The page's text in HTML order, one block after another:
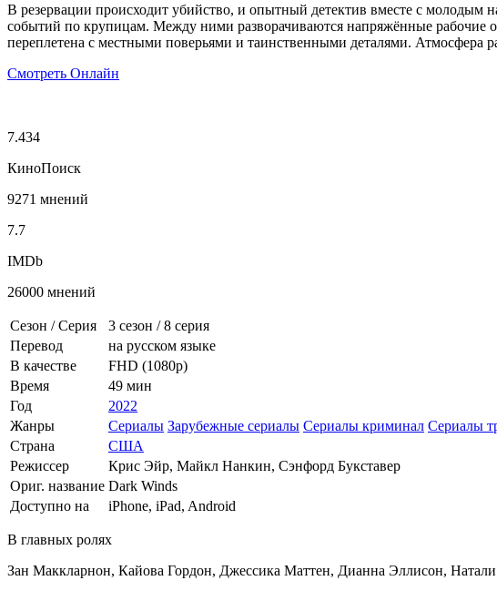
В резервации происходит убийство, и опытный детектив вместе с молодым
событий по крупицам. Между ними разворачиваются напряжённые рабочие
переплетена с местными поверьями и таинственными деталями. Атмосфера
Смотреть Онлайн
7.434
КиноПоиск
9271 мнений
7.7
IMDb
26000 мнений
Сезон / Серия 3 сезон /8 серия
Перевод
на русском языке
В качестве
FHD (1080p)
Время
49 мин
Год
2022
Жанры
Сериалы Зарубежные сериалы Сериалы криминал Сериалы
Страна
США
Режиссер
Крис Эйр, Майкл Нанкин, Сэнфорд Букставер
Ориг. название Dark Winds
Доступно на
iPhone, iPad, Android
В главных ролях
Зан Маккларнон, Кайова Гордон, Джессика Маттен, Дианна Эллисон,